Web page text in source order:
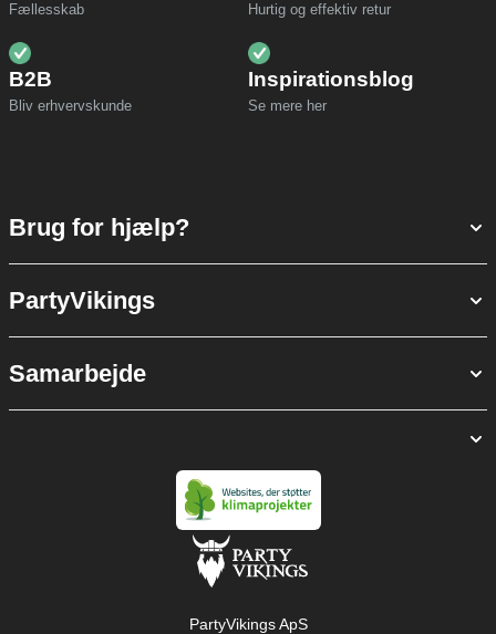
Fællesskab Hurtig og effektiv retur
B2B
Bliv erhvervskunde
Inspirationsblog
Se mere her
Brug for hjælp?
PartyVikings
Samarbejde
PartyVikings ApS